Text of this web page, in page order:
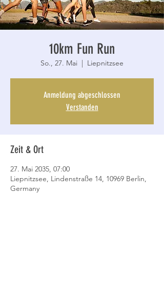
10km Fun Run
So., 27. Mai
  |
Liepnitzsee
Anmeldung abgeschlossen
Verstanden
Zeit & Ort
27. Mai 2035, 07:00
Liepnitzsee, Lindenstraße 14, 10969 Berlin,
Germany